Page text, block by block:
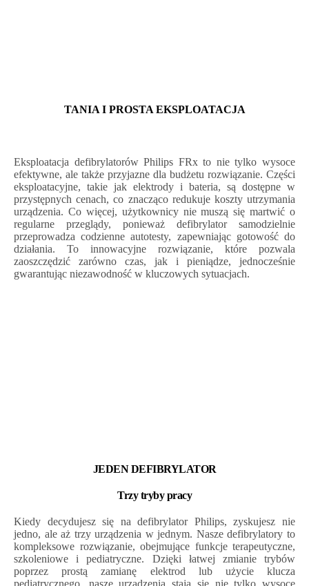
TANIA I PROSTA EKSPLOATACJA
Eksploatacja defibrylatorów Philips FRx to nie tylko wysoce
efektywne, ale także przyjazne dla budżetu rozwiązanie. Części
eksploatacyjne, takie jak elektrody i bateria, są dostępne w
przystępnych cenach, co znacząco redukuje koszty utrzymania
urządzenia. Co więcej, użytkownicy nie muszą się martwić o
regularne przeglądy, ponieważ defibrylator samodzielnie
przeprowadza codzienne autotesty, zapewniając gotowość do
działania. To innowacyjne rozwiązanie, które pozwala
zaoszczędzić zarówno czas, jak i pieniądze, jednocześnie
gwarantując niezawodność w kluczowych sytuacjach.
JEDEN DEFIBRYLATOR
Trzy tryby pracy
Kiedy decydujesz się na defibrylator Philips, zyskujesz nie
jedno, ale aż trzy urządzenia w jednym. Nasze defibrylatory to
kompleksowe rozwiązanie, obejmujące funkcje terapeutyczne,
szkoleniowe i pediatryczne. Dzięki łatwej zmianie trybów
poprzez prostą zamianę elektrod lub użycie klucza
pediatrycznego, nasze urządzenia stają się nie tylko wysoce